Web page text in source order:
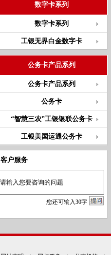
数字卡系列
数字卡系列
工银无界白金数字卡
公务卡产品系列
公务卡产品系列
公务卡
“智慧三农”工银银联公务卡
工银美国运通公务卡
客户服务
您还可输入30字